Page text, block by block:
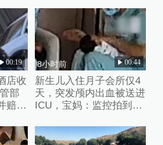
00:19
店收
部
赔偿
8小时前 00:44
新生儿入住月子会所仅4
天，突发颅内出血被送进
ICU，宝妈：监控拍到护